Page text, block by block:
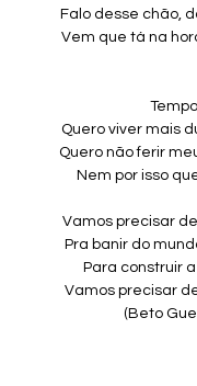
Falo desse chão,
Vem que tá na
Quero viver mais
Quero não ferir
Nem por isso
Vamos precisar
Pra banir do
Para construir
Vamos precisar
(Beto